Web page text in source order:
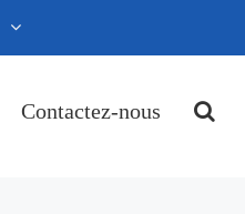
Contactez-nous